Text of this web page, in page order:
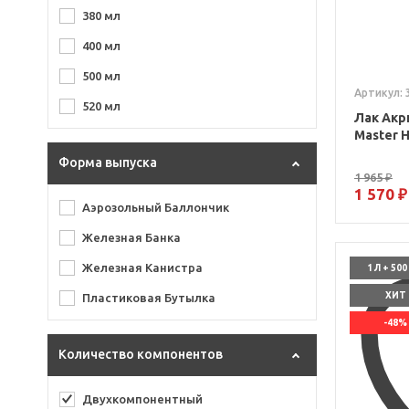
Optim
Orange
Platinum
Premium
RS300
RS321
Superio
380 мл
400 мл
500 мл
520 мл
Форма выпуска
Аэрозольный Баллончик
Железная Банка
Железная Канистра
Пластиковая Бутылка
Количество компонентов
Двухкомпонентный
Артикул:
Лак
Master
1 965 ₽
1 570 ₽
1 Л +
ХИТ
-48%